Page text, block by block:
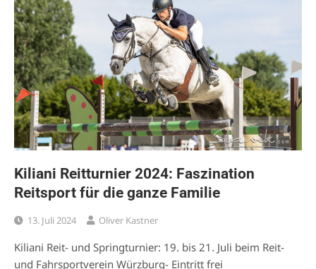
Kiliani Reitturnier 2024: Faszination
Reitsport für die ganze Familie
13. Juli 2024 Oliver Kastner
Kiliani Reit- und Springturnier: 19. bis 21. Juli beim Reit-
und Fahrsportverein Würzburg- Eintritt frei